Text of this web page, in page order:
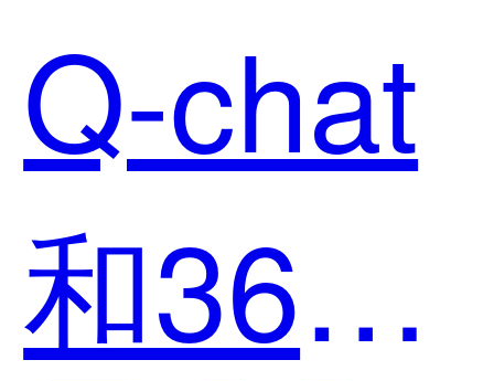
Q-chat
和360